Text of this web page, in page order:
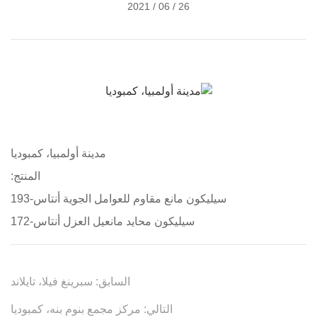
26 / 06 / 2021
مدينة أولمبيا، كمبوديا
المنتج:
سيليكون مانع مقاوم للعوامل الجوية أنتاس-193
سيليكون محايد مانعيل العزل أنتاس-172
السابق: سبرينغ فيلا، تايلاند
التالي: مركز مجمع بنوم بنه، كمبوديا